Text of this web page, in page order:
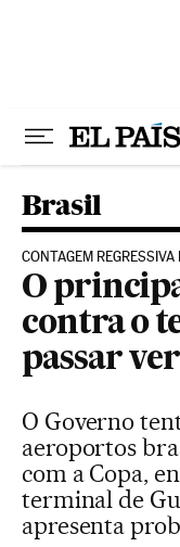
Brasil
CONTAGEM REGRESSIVA
O
contra o
passar
O Governo
aeroportos
com a Copa,
terminal de
apresenta